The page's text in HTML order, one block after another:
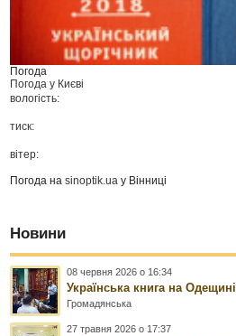
Погода
Погода у Києві
вологість:
тиск:
вітер:
Погода наsinoptik.ua у Вінниці
Новини
08 червня 2026 о 16:34
Українська книга на Одещині
Громадянська
27 травня 2026 о 17:37